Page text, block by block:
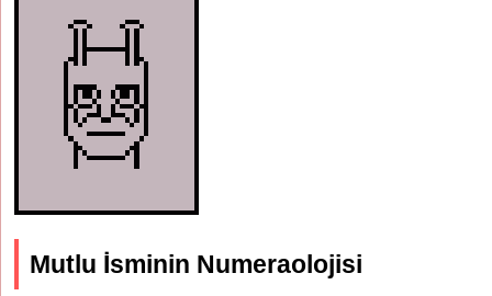
Mutlu İsminin Numeraolojisi